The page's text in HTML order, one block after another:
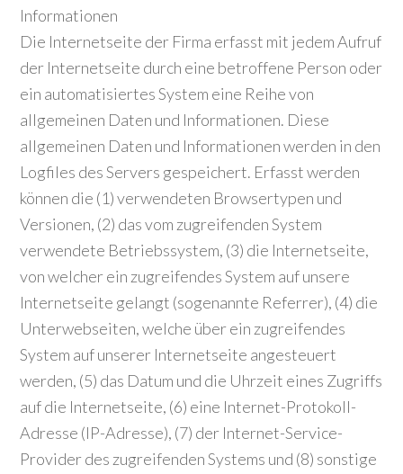
Informationen
Die Internetseite der Firma erfasst mit jedem Aufruf
der Internetseite durch eine betroffene Person oder
ein automatisiertes System eine Reihe von
allgemeinen Daten und Informationen. Diese
allgemeinen Daten und Informationen werden in den
Logfiles des Servers gespeichert. Erfasst werden
können die (1) verwendeten Browsertypen und
Versionen, (2) das vom zugreifenden System
verwendete Betriebssystem, (3) die Internetseite,
von welcher ein zugreifendes System auf unsere
Internetseite gelangt (sogenannte Referrer), (4) die
Unterwebseiten, welche über ein zugreifendes
System auf unserer Internetseite angesteuert
werden, (5) das Datum und die Uhrzeit eines Zugriffs
auf die Internetseite, (6) eine Internet-Protokoll-
Adresse (IP-Adresse), (7) der Internet-Service-
Provider des zugreifenden Systems und (8) sonstige